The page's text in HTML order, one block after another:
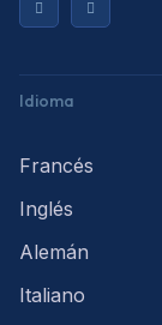
Idioma
Francés
Inglés
Alemán
Italiano